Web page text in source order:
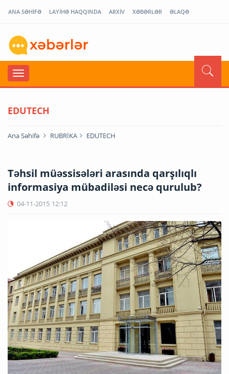
ANA SƏHİFƏ LAYİHƏ HAQQINDA ARXİV XƏBƏRLƏR ƏLAQƏ
EDUTECH
Ana Səhifə RUBRİKA EDUTECH
Təhsil müəssisələri arasında qarşılıqlı
informasiya mübadiləsi necə qurulub?
04-11-2015 12:12